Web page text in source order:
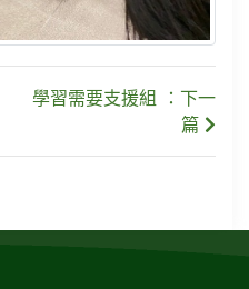
學習需要支援組 ：下一
篇